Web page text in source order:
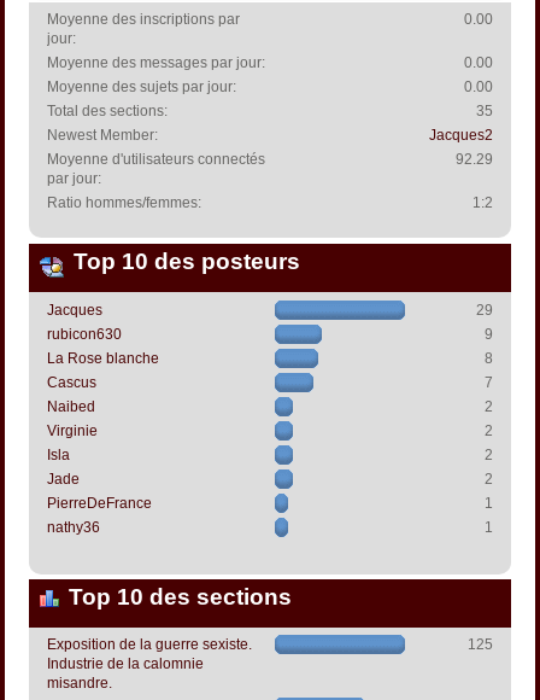
Moyenne des inscriptions par
jour:
0.00
Moyenne des messages par jour:
0.00
Moyenne des sujets par jour:
0.00
Total des sections:
35
Newest Member:
Jacques2
Moyenne d'utilisateurs connectés
par jour:
92.29
Ratio hommes/femmes: 1:2
Top 10 des posteurs
Jacques
29
rubicon630
9
La Rose blanche
8
Cascus
7
Naibed
2
Virginie
2
Isla
2
Jade
2
PierreDeFrance
1
nathy36
1
Top 10 des sections
Exposition de la guerre sexiste.
Industrie de la calomnie
misandre.
125